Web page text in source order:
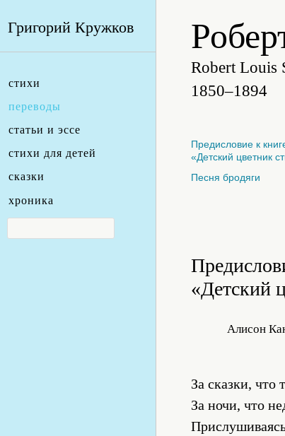
Григорий Кружков
стихи
переводы
статьи и эссе
стихи для детей
сказки
хроника
Robert Louis
1850–1894
Предисловие к
«Детский цветник
Песня бродяги
«Детский
Алисон
За сказки, что
За ночи, что